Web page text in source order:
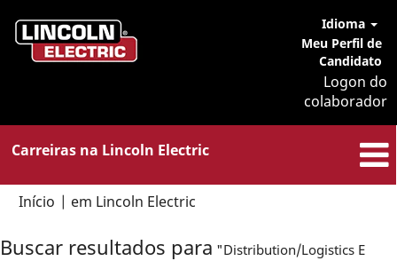
Idioma
Meu Perfil de
Candidato
Logon do
colaborador
Carreiras na Lincoln Electric
Início | em Lincoln Electric
Buscar resultados para "Distribution/Logistics E